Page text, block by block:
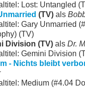
Lost: Untangled
(TV) als
Gary Unmarried
(TV)
Division (TV) als Dr.
Gemini Division
- Nichts bleibt
Medium (#4.04